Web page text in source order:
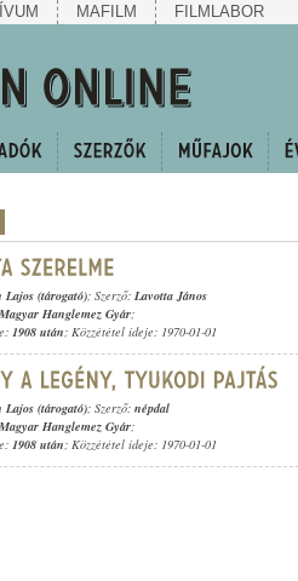
MAFILM FILMLABOR
Lajos (tárogató); Szerző: Lavotta János
Hanglemez Gyár;
1908 után; Közzététel ideje: 1970-01-01
Lajos (tárogató); Szerző: népdal
Hanglemez Gyár;
1908 után; Közzététel ideje: 1970-01-01